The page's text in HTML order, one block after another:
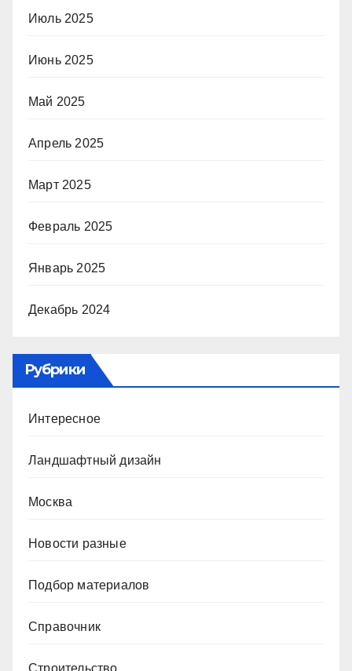
Июль 2025
Июнь 2025
Май 2025
Апрель 2025
Март 2025
Февраль 2025
Январь 2025
Декабрь 2024
Рубрики
Интересное
Ландшафтный дизайн
Москва
Новости разные
Подбор материалов
Справочник
Строительство